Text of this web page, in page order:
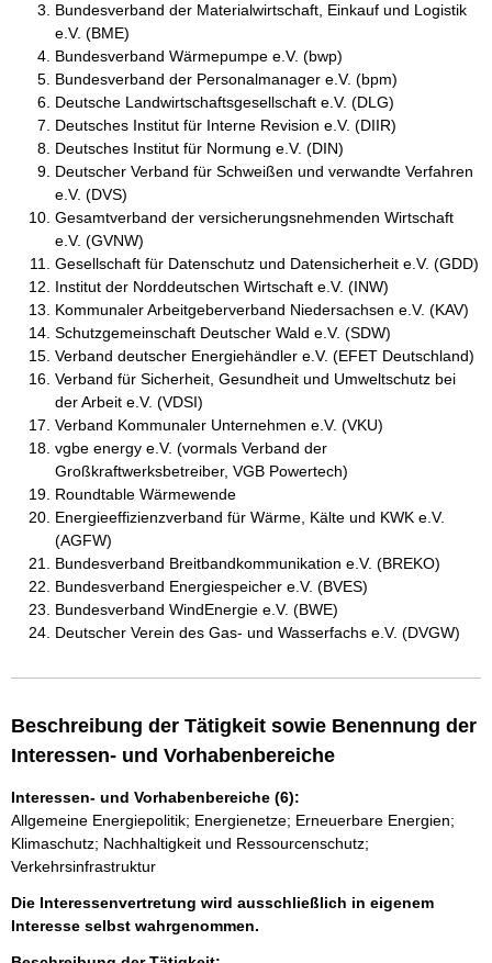
Bundesverband der Materialwirtschaft, Einkauf und Logistik
e.V. (BME)
Bundesverband Wärmepumpe e.V. (bwp)
Bundesverband der Personalmanager e.V. (bpm)
Deutsche Landwirtschaftsgesellschaft e.V. (DLG)
Deutsches Institut für Interne Revision e.V. (DIIR)
Deutsches Institut für Normung e.V. (DIN)
Deutscher Verband für Schweißen und verwandte Verfahren
e.V. (DVS)
Gesamtverband der versicherungsnehmenden Wirtschaft
e.V. (GVNW)
Gesellschaft für Datenschutz und Datensicherheit e.V. (GDD)
Institut der Norddeutschen Wirtschaft e.V. (INW)
Kommunaler Arbeitgeberverband Niedersachsen e.V. (KAV)
Schutzgemeinschaft Deutscher Wald e.V. (SDW)
Verband deutscher Energiehändler e.V. (EFET Deutschland)
Verband für Sicherheit, Gesundheit und Umweltschutz bei
der Arbeit e.V. (VDSI)
Verband Kommunaler Unternehmen e.V. (VKU)
vgbe energy e.V. (vormals Verband der
Großkraftwerksbetreiber, VGB Powertech)
Roundtable Wärmewende
Energieeffizienzverband für Wärme, Kälte und KWK e.V.
(AGFW)
Bundesverband Breitbandkommunikation e.V. (BREKO)
Bundesverband Energiespeicher e.V. (BVES)
Bundesverband WindEnergie e.V. (BWE)
Deutscher Verein des Gas- und Wasserfachs e.V. (DVGW)
Beschreibung der Tätigkeit sowie Benennung der
Interessen- und Vorhabenbereiche
Interessen- und Vorhabenbereiche (6):
Allgemeine Energiepolitik; Energienetze; Erneuerbare Energien;
Klimaschutz; Nachhaltigkeit und Ressourcenschutz;
Verkehrsinfrastruktur
Die Interessenvertretung wird ausschließlich in eigenem
Interesse selbst wahrgenommen.